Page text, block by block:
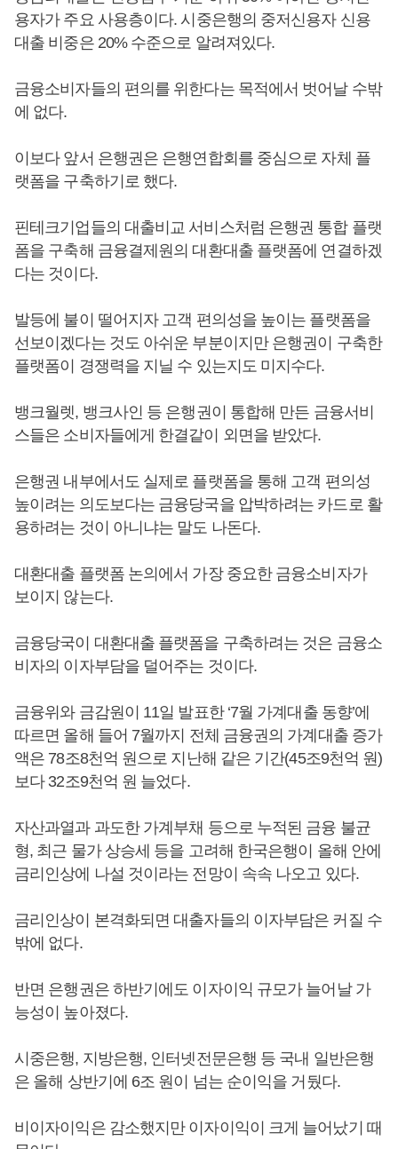
용자가 주요 사용층이다. 시중은행의 중저신용자 신용
대출 비중은 20% 수준으로 알려져있다.
금융소비자들의 편의를 위한다는 목적에서 벗어날 수밖
에 없다.
이보다 앞서 은행권은 은행연합회를 중심으로 자체 플
랫폼을 구축하기로 했다.
핀테크기업들의 대출비교 서비스처럼 은행권 통합 플랫
폼을 구축해 금융결제원의 대환대출 플랫폼에 연결하겠
다는 것이다.
발등에 불이 떨어지자 고객 편의성을 높이는 플랫폼을
선보이겠다는 것도 아쉬운 부분이지만 은행권이 구축한
플랫폼이 경쟁력을 지닐 수 있는지도 미지수다.
뱅크월렛, 뱅크사인 등 은행권이 통합해 만든 금융서비
스들은 소비자들에게 한결같이 외면을 받았다.
은행권 내부에서도 실제로 플랫폼을 통해 고객 편의성
높이려는 의도보다는 금융당국을 압박하려는 카드로 활
용하려는 것이 아니냐는 말도 나돈다.
대환대출 플랫폼 논의에서 가장 중요한 금융소비자가
보이지 않는다.
금융당국이 대환대출 플랫폼을 구축하려는 것은 금융소
비자의 이자부담을 덜어주는 것이다.
금융위와 금감원이 11일 발표한 ‘7월 가계대출 동향’에
따르면 올해 들어 7월까지 전체 금융권의 가계대출 증가
액은 78조8천억 원으로 지난해 같은 기간(45조9천억 원)
보다 32조9천억 원 늘었다.
자산과열과 과도한 가계부채 등으로 누적된 금융 불균
형, 최근 물가 상승세 등을 고려해 한국은행이 올해 안에
금리인상에 나설 것이라는 전망이 속속 나오고 있다.
금리인상이 본격화되면 대출자들의 이자부담은 커질 수
밖에 없다.
반면 은행권은 하반기에도 이자이익 규모가 늘어날 가
능성이 높아졌다.
시중은행, 지방은행, 인터넷전문은행 등 국내 일반은행
은 올해 상반기에 6조 원이 넘는 순이익을 거뒀다.
비이자이익은 감소했지만 이자이익이 크게 늘어났기 때